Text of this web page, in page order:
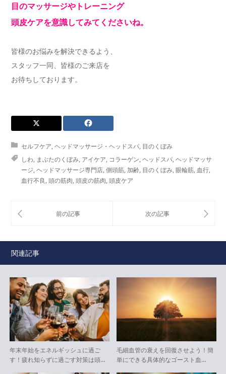
目のマッサージやトレーニング
頭皮ケアを意識してみてくださいね。
皆様のお悩みを解決できるよう、
スタッフ一同、皆様のご来店を
お待ちしております。
セルフケア,ヘッドマッサージ・ヘッドスパ, 目のくぼみ
しわ, まぶたのくぼみ, アイケア, コラーゲン,ヘッドスパ,ヘッドマッサ
ージ,ヘッドマッサージ専門店,側頭筋, 加齢, 目のくぼみ,眼輪筋, 血行,
血行不良,頭の筋肉,頭皮の筋肉,頭皮ケア
関連記事
年末年始をエネルギッシュに過ご
す！疲れ知らずに過ごす対策は頭…
毛細血管の衰えを回復させよう！簡
単にできる具体的なゴースト血…